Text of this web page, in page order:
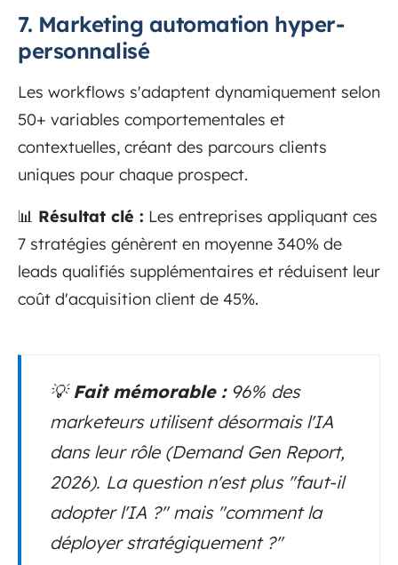
7. Marketing automation hyper-
personnalisé
Les workflows s'adaptent dynamiquement selon
50+ variables comportementales et
contextuelles, créant des parcours clients
uniques pour chaque prospect.
📊 Résultat clé : Les entreprises appliquant ces
7 stratégies génèrent en moyenne 340% de
leads qualifiés supplémentaires et réduisent leur
coût d'acquisition client de 45%.
💡Fait mémorable :96% des
marketeurs utilisent désormais l'IA
dans leur rôle (Demand Gen Report,
2026). La question n'est plus "faut-il
adopter l'IA ?" mais "comment la
déployer stratégiquement ?"